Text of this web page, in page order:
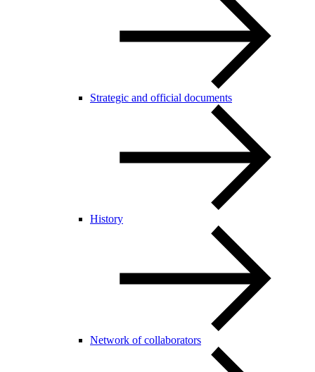
Strategic and official documents
History
Network of collaborators